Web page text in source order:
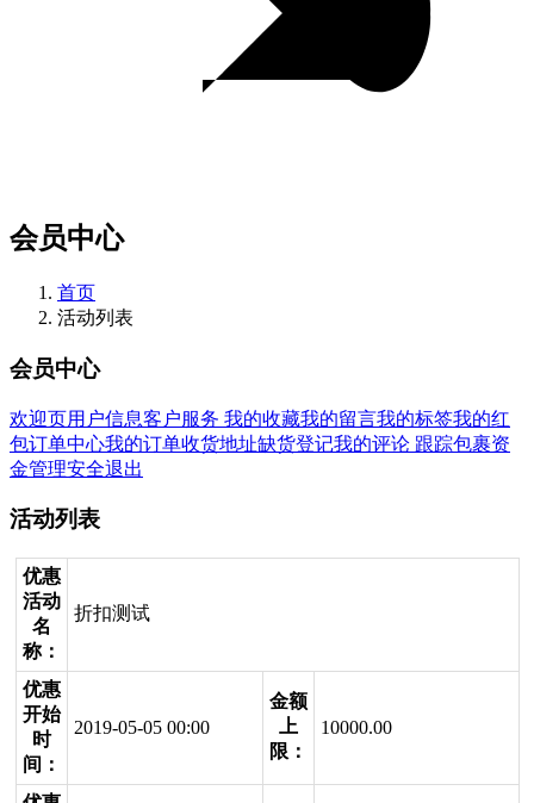
会员中心
首页
活动列表
会员中心
欢迎页用户信息客户服务 我的收藏我的留言我的标签我的红
包订单中心我的订单收货地址缺货登记我的评论 跟踪包裹资
金管理安全退出
活动列表
优惠
活动
名
称：
折扣测试
优惠
开始
时
间：
2019-05-05 00:00
金额
上
限：
10000.00